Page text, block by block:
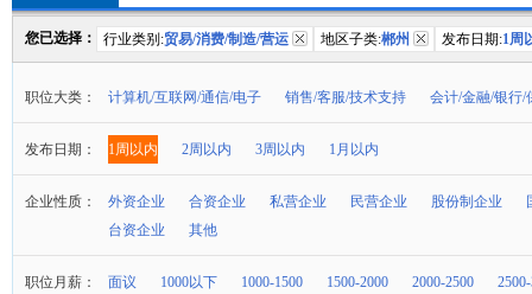
您已选择： 行业类别:贸易/消费/制造/营运 地区子类:郴州 发布日期:1周
职位大类： 计算机/互联网/通信/电子 销售/客服/技术支持 会计/金融/银行/
发布日期： 1周以内 2周以内 3周以内 1月以内
企业性质： 外资企业 合资企业 私营企业 民营企业 股份制企业
台资企业
其他
职位月薪： 面议 1000以下 1000-1500 1500-2000 2000-2500